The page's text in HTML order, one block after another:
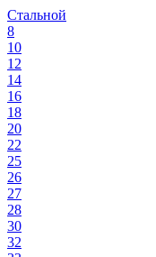
Стальной
8
10
12
14
16
18
20
22
25
26
27
28
30
32